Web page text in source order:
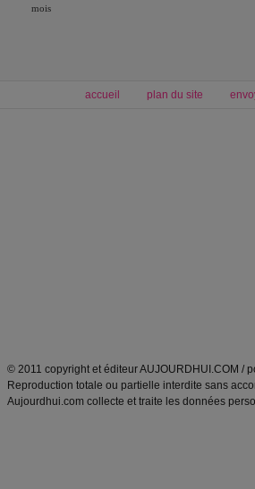
mois
accueil plan du site
© 2011 copyright et éditeur AUJOURDHUI.COM /
Reproduction totale ou partielle interdite sans
Aujourdhui.com collecte et traite les données